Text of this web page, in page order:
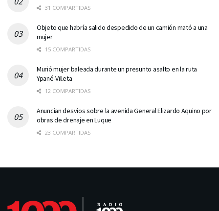
31 COMPARTIDAS
Objeto que habría salido despedido de un camión mató a una
mujer
15 COMPARTIDAS
Murió mujer baleada durante un presunto asalto en la ruta
Ypané-Villeta
12 COMPARTIDAS
Anuncian desvíos sobre la avenida General Elizardo Aquino por
obras de drenaje en Luque
23 COMPARTIDAS